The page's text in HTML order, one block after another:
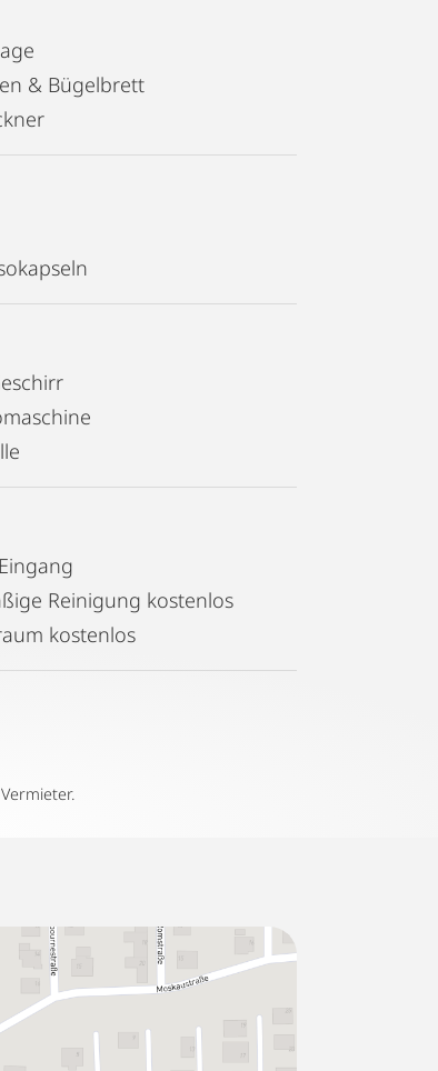
& Bügelbrett
Reinigung kostenlos
kostenlos